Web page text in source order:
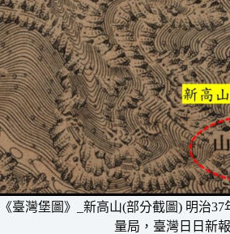
臺灣堡圖》_新高山(部分截圖) 明治37
量局，臺灣日日新